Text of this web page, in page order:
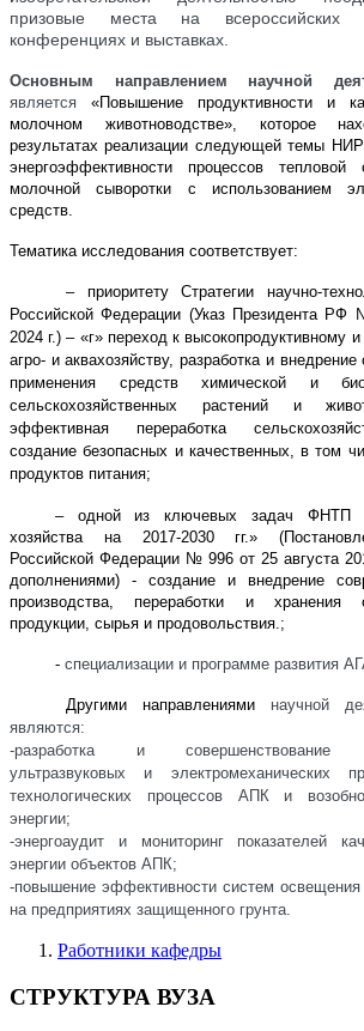
призовые места на всероссийских
конференциях и выставках.
Основным направлением научной
является «Повышение продуктивности и
молочном животноводстве», которое
результатах реализации следующейтемы
энергоэффективности процессов
молочной сыворотки с использованием
средств.
Тематика исследования соответствует:
– приоритету Стратегии научно-
Российской Федерации (Указ Президента
2024 г.) – «г» переход к высокопродуктивному
агро- и аквахозяйству, разработка и
применения средств химической и
сельскохозяйственных растений и
эффективная переработка
создание безопасных и качественных, в том
продуктов питания;
– одной из ключевых задач ФНТП
хозяйства на 2017-2030 гг.»
Российской Федерации № 996 от 25 августа
дополнениями) - создание и внедрение
производства, переработки и хранения
продукции, сырья и продовольствия.;
-специализации и программе развития
Другими направлениями научной
являются:
-разработка и совершенствование
ультразвуковых и электромеханических
технологических процессов АПК и
энергии;
-энергоаудит и мониторинг показателей
энергии объектов АПК;
-повышение эффективности систем освещения
на предприятиях защищенного грунта.
Работники кафедры
СТРУКТУРА ВУЗА